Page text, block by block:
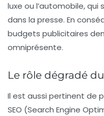
luxe ou l’automobile,
dans la presse. En
budgets publicitaires
omniprésente.
Le rôle dégradé
Il est aussi pertinent de
SEO (Search Engine